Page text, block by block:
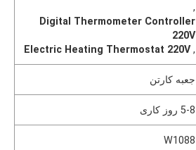
,
Digital Thermometer Controller
220V
,
Electric Heating Thermostat 220V
جعبه کارتن
5-8 روز کاری
W1088